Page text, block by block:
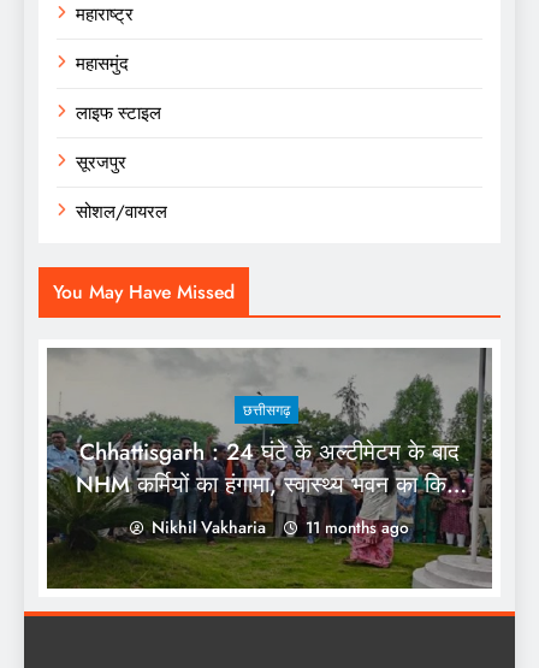
महाराष्ट्र
महासमुंद
लाइफ स्टाइल
सूरजपुर
सोशल/वायरल
You May Have Missed
छत्तीसगढ़
Chhattisgarh : 24 घंटे के अल्टीमेटम के बाद
NHM कर्मियों का हंगामा, स्वास्थ्य भवन का किया
घेराव
Nikhil Vakharia 11 months ago